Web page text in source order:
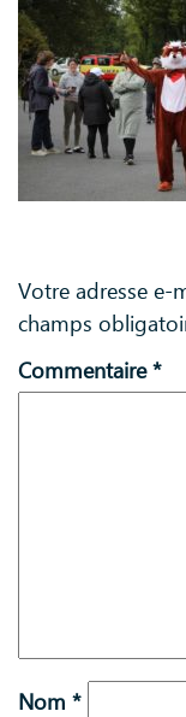
Votre adresse e-
champs
Commentaire*
Nom *